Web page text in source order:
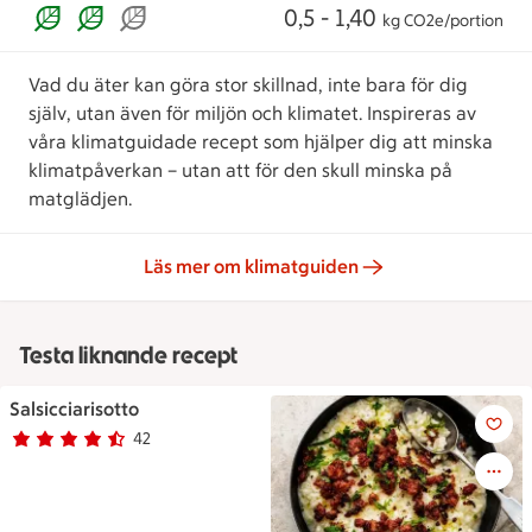
0,5 - 1,40 kg CO2e/portion
Vad du äter kan göra stor skillnad, inte bara för dig
själv, utan även för miljön och klimatet. Inspireras av
våra klimatguidade recept som hjälper dig att minska
klimatpåverkan – utan att för den skull minska på
matglädjen.
Läs mer om klimatguiden
Testa liknande recept
Salsicciarisotto
Betyg 4.5 av 5. 42
42 personer har röstat
Salsicciarisotto